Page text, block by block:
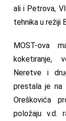
ali i Petrova,
tehnika u režiji
MOST-ova
koketiranje,
Neretve i
prestala je na
Oreškovića
položaju v.d.